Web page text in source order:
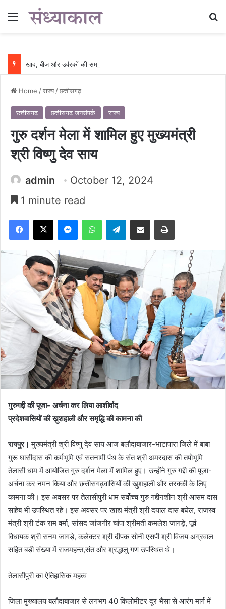
Menu
Home /राज्य /छत्तीसगढ़
छत्तीसगढ़ छत्तीसगढ़ जनसंपर्क राज्य
गुरु दर्शन मेला में शामिल हुए मुख्यमंत्री
श्री विष्णु देव साय
admin
October 12, 2024
1 minute read
Facebook
X MessengerWhatsAppTelegramShare via Email Print
गुरुगद्दी की पूजा- अर्चना कर लिया आशीर्वाद
प्रदेशवासियों की ख़ुशहाली और समृद्धि की कामना की
रायपुर। मुख्यमंत्री श्री विष्णु देव साय आज बलौदाबाजार-भाटापारा जिले में बाबा
गुरू घासीदास की कर्मभूमि एवं सतनामी पंथ के संत श्री अमरदास की तपोभूमि
तेलासी धाम में आयोजित गुरु दर्शन मेला में शामिल हुए। उन्होंने गुरु गद्दी की पूजा-
अर्चना कर नमन किया और छत्तीसगढ़वासियों की खुशहाली और तरक्की के लिए
कामना की। इस अवसर पर तेलासीपुरी धाम सर्वोच्च गुरु गद्दीनशीन श्री आसम दास
साहेब भी उपस्थित रहे। इस अवसर पर खाद्य मंत्री श्री दयाल दास बघेल, राजस्व
मंत्री श्री टंक राम वर्मा, सांसद जांजगीर चांपा श्रीमती कमलेश जांगड़े, पूर्व
विधायक श्री सनम जागड़े, कलेक्टर श्री दीपक सोनी एसपी श्री विजय अग्रवाल
सहित बड़ी संख्या में राजमहन्त,संत और श्रद्धालु गण उपस्थित थे।
तेलासीपुरी का ऐतिहासिक महत्व
जिला मुख्यालय बलौदाबाजार से लगभग 40 किलोमीटर दूर भैसा से आरंग मार्ग में